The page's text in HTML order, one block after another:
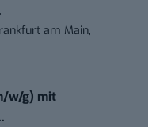
am Main,
w/g) mit